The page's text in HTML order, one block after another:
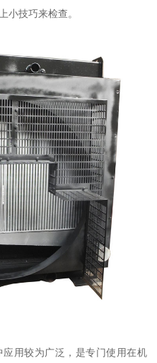
小技巧来检查。
用较为广泛，是专门使用在机